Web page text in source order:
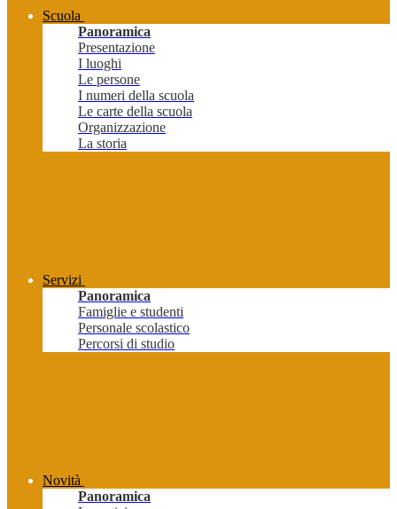
Scuola
Panoramica
Presentazione
I luoghi
Le persone
I numeri della scuola
Le carte della scuola
Organizzazione
La storia
Servizi
Panoramica
Famiglie e studenti
Personale scolastico
Percorsi di studio
Novità
Panoramica